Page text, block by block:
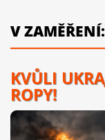
V ZAMĚŘENÍ:
KVŮLI
ROPY!